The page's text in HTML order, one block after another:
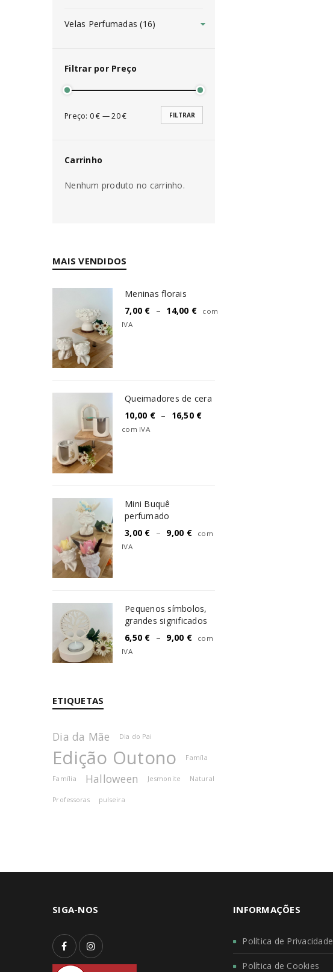
INICIAR SESSÃO
Velas Perfumadas (16)
Filtrar por Preço
FILTRAR
Preço: 0 € —20 €
Carrinho
Nenhum produto no carrinho.
MAIS VENDIDOS
Meninas florais
7,00 € – 14,00 €
com
IVA
Queimadores de cera
10,00 € – 16,50 €
com IVA
Mini Buquê
perfumado
3,00 € – 9,00 €
com
IVA
Pequenos símbolos,
grandes significados
6,50 € – 9,00 €
com
IVA
ETIQUETAS
Dia da Mãe Dia do Pai
Edição Outono Famíla
Família Halloween Jesmonite Natural
Professoras pulseira
SIGA-NOS INFORMAÇÕES
Política de Privacidade
Política de Cookies